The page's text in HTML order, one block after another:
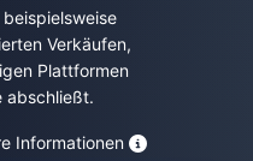
Verkäufen,
Plattformen
abschließt.
Informationen